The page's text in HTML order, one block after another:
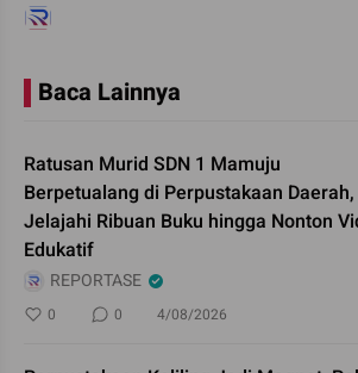
Baca Lainnya
Ratusan Murid SDN 1 Mamuju
Berpetualang di Perpustakaan Daerah,
Jelajahi Ribuan Buku hingga Nonton
Edukatif
REPORTASE
0 0 4/08/2026